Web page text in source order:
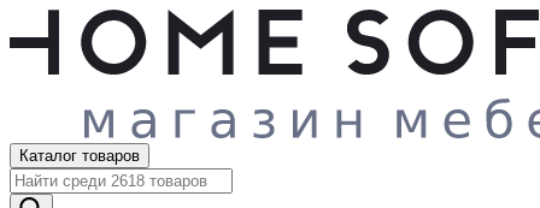
Каталог товаров